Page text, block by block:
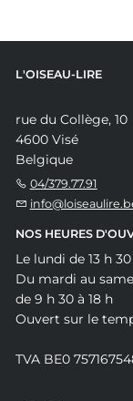
L'OISEAU-LIRE
rue du Collège, 10
4600 Visé
Belgique
04/379.77.91
NOS HEURES
Le lundi de 13 h 30
Du mardi au
de 9 h 30 à 18 h
Ouvert sur le
TVA BE0